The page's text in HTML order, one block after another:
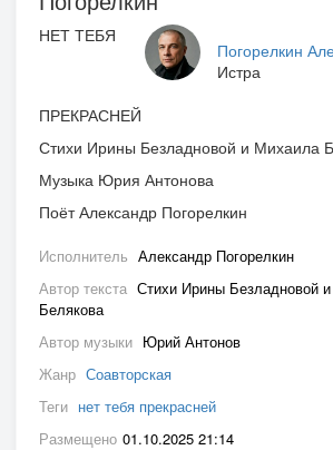
Погорелкин
Истра
НЕТ ТЕБЯ
ПРЕКРАСНЕЙ
Стихи Ирины Безладновой и Михаила
Музыка Юрия Антонова
Поёт Александр Погорелкин
Исполнитель Александр Погорелкин
Автор текста Стихи Ирины Безладновой
Белякова
Автор музыки Юрий Антонов
Жанр Соавторская
Теги нет тебя прекрасней
Размещено 01.10.2025 21:14